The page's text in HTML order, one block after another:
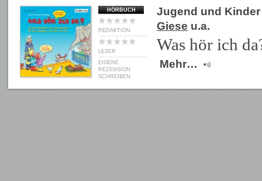
HÖRBUCH
REDAKTION
LESER
EIGENE
REZENSION
SCHREIBEN
Jugend und Kinder
Giese u.a.
Was hör ich
Mehr…